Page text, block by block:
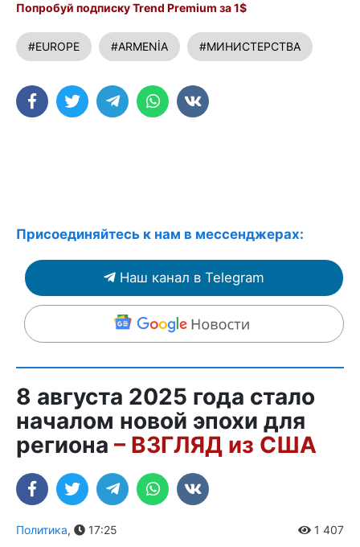
Попробуй подписку Trend Premium за 1$
#EUROPE #ARMENİA #МИНИСТЕРСТВА
Присоединяйтесь к нам в мессенджерах:
Наш канал в Telegram
8 августа 2025 года стало
началом новой эпохи для
региона – ВЗГЛЯД из США
Политика, 17:25 1 407